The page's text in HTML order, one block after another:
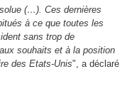
(…). Ces dernières
à ce que toutes les
sans trop de
souhaits et à la position
des Etats-Unis", a déclaré